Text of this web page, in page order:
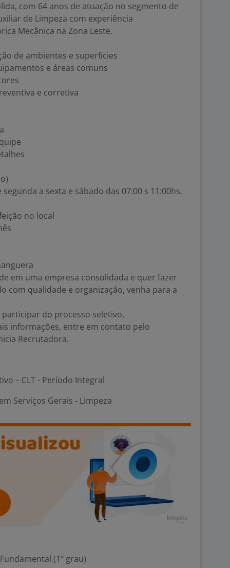
com 64 anos de atuação no segmento de
de Limpeza com experiência
Mecânica na Zona Leste.
de ambientes e superfícies
e áreas comuns
e corretiva
a sexta e sábado das 07:00 s 11:00hs.
no local
em uma empresa consolidada e quer fazer
com qualidade e organização, venha para a
do processo seletivo.
informações, entre em contato pelo
Recrutadora.
– CLT - Período Integral
Serviços Gerais - Limpeza
(1º grau)